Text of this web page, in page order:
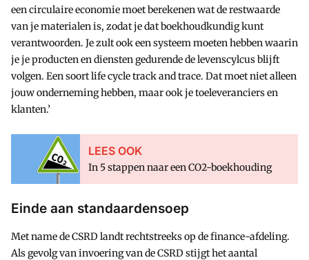
een circulaire economie moet berekenen wat de restwaarde
van je materialen is, zodat je dat boekhoudkundig kunt
verantwoorden. Je zult ook een systeem moeten hebben waarin
je je producten en diensten gedurende de levenscylcus blijft
volgen. Een soort life cycle track and trace. Dat moet niet alleen
jouw onderneming hebben, maar ook je toeleveranciers en
klanten.’
LEES OOK
In 5 stappen naar een CO2-boekhouding
Einde aan standaardensoep
Met name de CSRD landt rechtstreeks op de finance-afdeling.
Als gevolg van invoering van de CSRD stijgt het aantal